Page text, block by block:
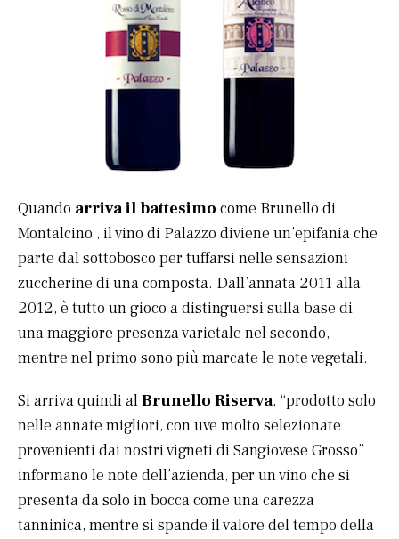
Quando arriva il battesimo come Brunello di
Montalcino , il vino di Palazzo diviene un’epifania che
parte dal sottobosco per tuffarsi nelle sensazioni
zuccherine di una composta. Dall’annata 2011 alla
2012, è tutto un gioco a distinguersi sulla base di
una maggiore presenza varietale nel secondo,
mentre nel primo sono più marcate le note vegetali.
Si arriva quindi alBrunello Riserva, “prodotto solo
nelle annate migliori, con uve molto selezionate
provenienti dai nostri vigneti di Sangiovese Grosso”
informano le note dell’azienda, per un vino che si
presenta da solo in bocca come una carezza
tanninica, mentre si spande il valore del tempo della